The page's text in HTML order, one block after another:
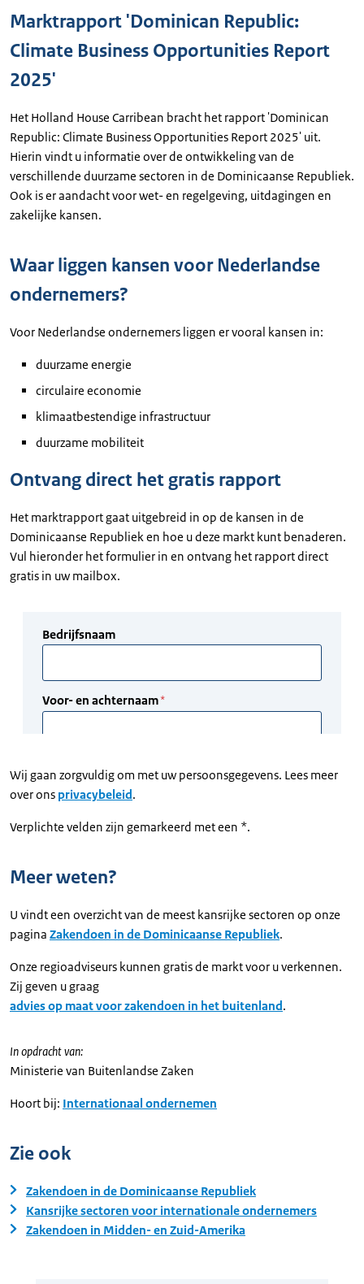
Marktrapport 'Dominican Republic:
Climate Business Opportunities Report
2025'
Het Holland House Carribean bracht het rapport 'Dominican
Republic: Climate Business Opportunities Report 2025' uit.
Hierin vindt u informatie over de ontwikkeling van de
verschillende duurzame sectoren in de Dominicaanse Republiek.
Ook is er aandacht voor wet- en regelgeving, uitdagingen en
zakelijke kansen.
Waar liggen kansen voor Nederlandse
ondernemers?
Voor Nederlandse ondernemers liggen er vooral kansen in:
duurzame energie
circulaire economie
klimaatbestendige infrastructuur
duurzame mobiliteit
Ontvang direct het gratis rapport
Het marktrapport gaat uitgebreid in op de kansen in de
Dominicaanse Republiek en hoe u deze markt kunt benaderen.
Vul hieronder het formulier in en ontvang het rapport direct
gratis in uw mailbox.
Wij gaan zorgvuldig om met uw persoonsgegevens. Lees meer
over ons privacybeleid.
Verplichte velden zijn gemarkeerd met een *.
Meer weten?
U vindt een overzicht van de meest kansrijke sectoren op onze
pagina Zakendoen in de Dominicaanse Republiek.
Onze regioadviseurs kunnen gratis de markt voor u verkennen.
Zij geven u graag
advies op maat voor zakendoen in het buitenland.
In opdracht van:
Ministerie van Buitenlandse Zaken
Hoort bij: Internationaal ondernemen
Zie ook
Zakendoen in de Dominicaanse Republiek
Kansrijke sectoren voor internationale ondernemers
Zakendoen in Midden- en Zuid-Amerika